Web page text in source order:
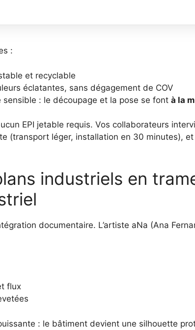
:
et recyclable
éclatantes, sans dégagement de COV
: le découpage et la pose se font à la
EPI jetable requis. Vos collaborateurs
(transport léger, installation en 30 minutes),
industriels en
documentaire. L’artiste aNa (Ana
flux
: le bâtiment devient une silhouette